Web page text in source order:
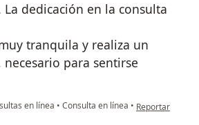
La dedicación en la consulta
tranquila y realiza un
para sentirse
en línea • Consulta en línea • en opinión del
Reportar